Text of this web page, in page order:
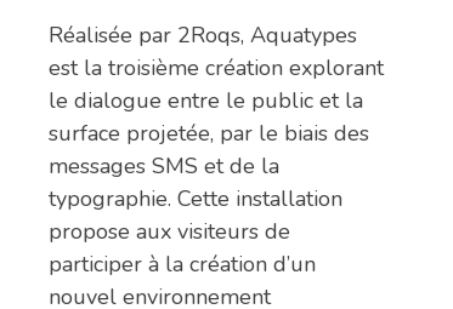
Réalisée par 2Roqs, Aquatypes
est la troisième création explorant
le dialogue entre le public et la
surface projetée, par le biais des
messages SMS et de la
typographie. Cette installation
propose aux visiteurs de
participer à la création d’un
nouvel environnement